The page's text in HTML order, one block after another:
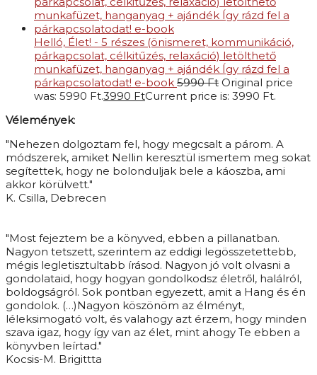
Helló, Élet! - 5 részes (önismeret, kommunikáció,
párkapcsolat, célkitűzés, relaxáció) letölthető
munkafüzet, hanganyag + ajándék Így rázd fel a
párkapcsolatodat! e-book 5990Ft Original price
was: 5990 Ft.3990 FtCurrent price is: 3990 Ft.
Vélemények:
"Nehezen dolgoztam fel, hogy megcsalt a párom. A
módszerek, amiket Nellin keresztül ismertem meg sokat
segítettek, hogy ne bolonduljak bele a káoszba, ami
akkor körülvett."
K. Csilla, Debrecen
"Most fejeztem be a könyved, ebben a pillanatban.
Nagyon tetszett, szerintem az eddigi legösszetettebb,
mégis legletisztultabb írásod. Nagyon jó volt olvasni a
gondolataid, hogy hogyan gondolkodsz életről, halálról,
boldogságról. Sok pontban egyezett, amit a Hang és én
gondolok. (…)Nagyon köszönöm az élményt,
léleksimogató volt, és valahogy azt érzem, hogy minden
szava igaz, hogy így van az élet, mint ahogy Te ebben a
könyvben leírtad."
Kocsis-M. Brigittta